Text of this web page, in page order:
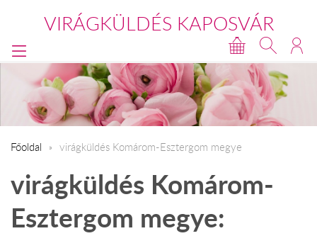
VIRÁGKÜLDÉS KAPOSVÁR
Főoldal virágküldés Komárom-Esztergom megye
virágküldés Komárom-
Esztergom megye: